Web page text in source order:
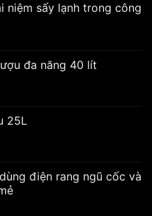
niệm sấy lạnh trong công
đa năng 40 lít
25L
điện rang ngũ cốc và